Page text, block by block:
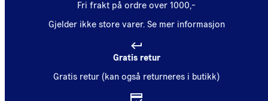
Fri frakt på ordre over 1000,-
Gjelder ikke store varer. Se mer informasjon
Gratis retur
Gratis retur (kan også returneres i butikk)